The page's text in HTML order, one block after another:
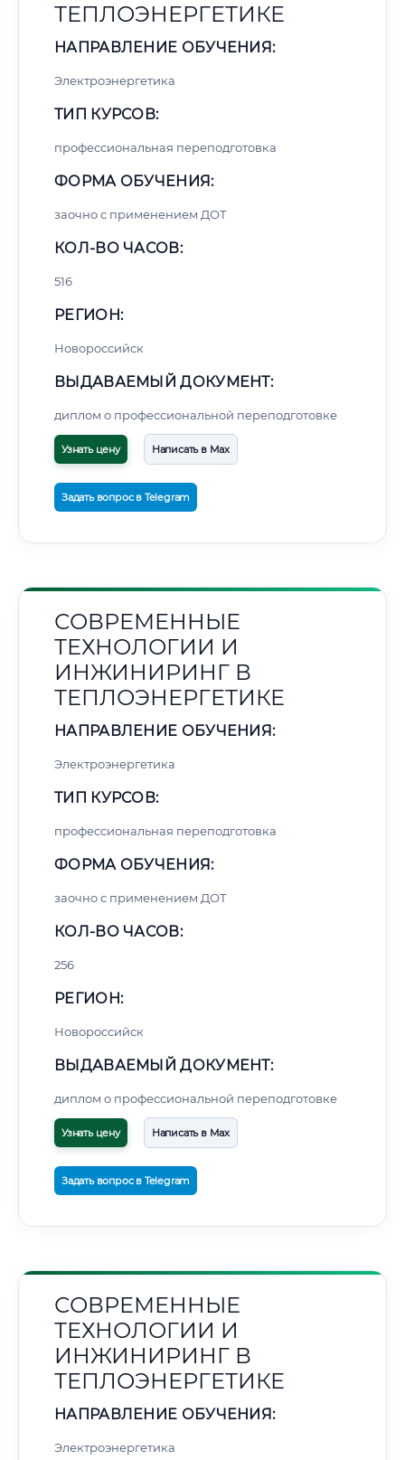
ТЕПЛОЭНЕРГЕТИКЕ
НАПРАВЛЕНИЕ ОБУЧЕНИЯ:
Электроэнергетика
ТИП КУРСОВ:
профессиональная переподготовка
ФОРМА ОБУЧЕНИЯ:
заочно с применением ДОТ
КОЛ-ВО ЧАСОВ:
516
РЕГИОН:
Новороссийск
ВЫДАВАЕМЫЙ ДОКУМЕНТ:
диплом о профессиональной переподготовке
Узнать цену Написать в Max
Задать вопрос в Telegram
СОВРЕМЕННЫЕ
ТЕХНОЛОГИИ И
ИНЖИНИРИНГ В
ТЕПЛОЭНЕРГЕТИКЕ
НАПРАВЛЕНИЕ ОБУЧЕНИЯ:
Электроэнергетика
ТИП КУРСОВ:
профессиональная переподготовка
ФОРМА ОБУЧЕНИЯ:
заочно с применением ДОТ
КОЛ-ВО ЧАСОВ:
256
РЕГИОН:
Новороссийск
ВЫДАВАЕМЫЙ ДОКУМЕНТ:
диплом о профессиональной переподготовке
Узнать цену Написать в Max
Задать вопрос в Telegram
СОВРЕМЕННЫЕ
ТЕХНОЛОГИИ И
ИНЖИНИРИНГ В
ТЕПЛОЭНЕРГЕТИКЕ
НАПРАВЛЕНИЕ ОБУЧЕНИЯ:
Электроэнергетика